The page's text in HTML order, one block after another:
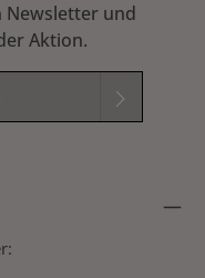
Newsletter und
Aktion.
in das